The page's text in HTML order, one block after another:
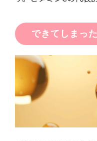
できてしまっ